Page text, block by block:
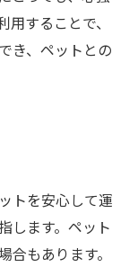
することで、
き、ペットとの
トを安心して運
します。ペット
もあります。